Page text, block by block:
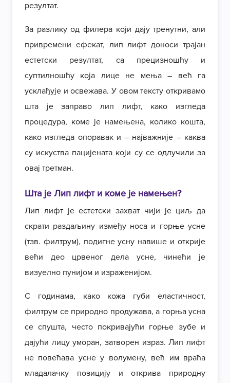
резултат.
За разлику од филера који дају тренутни, али
привремени ефекат, лип лифт доноси трајан
естетски резултат, са прецизношћу и
суптилношћу која лице не мења – већ га
усклађује и освежава. У овом тексту откривамо
шта је заправо лип лифт, како изгледа
процедура, коме је намењена, колико кошта,
како изгледа опоравак и – најважније – каква
су искуства пацијената који су се одлучили за
овај третман.
Шта је Лип лифт и коме је намењен?
Лип лифт је естетски захват чији је циљ да
скрати раздаљину између носа и горње усне
(тзв. филтрум), подигне усну навише и открије
већи део црвеног дела усне, чинећи је
визуелно пунијом и израженијом.
С годинама, како кожа губи еластичност,
филтрум се природно продужава, а горња усна
се спушта, често покривајући горње зубе и
дајући лицу уморан, затворен израз. Лип лифт
не повећава усне у волумену, већ им враћа
младалачку позицију и открива природну